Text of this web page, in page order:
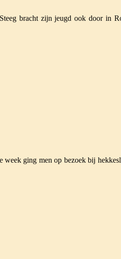
bracht zijn jeugd ook door in
week ging men op bezoek bij